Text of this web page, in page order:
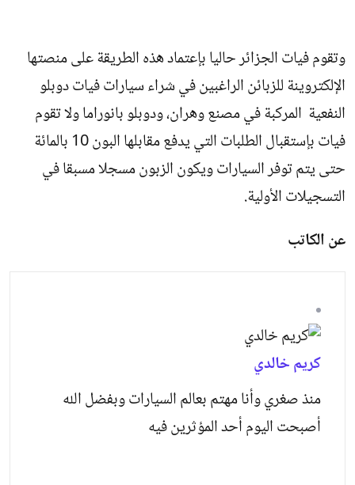
وتقوم فيات الجزائر حاليا بإعتماد هذه الطريقة على منصتها
الإلكتروينة للزبائن الراغبين في شراء سيارات فيات دوبلو
النفعية المركبة في مصنع وهران، ودوبلو بانوراما ولا تقوم
فيات بإستقبال الطلبات التي يدفع مقابلها البون 10 بالمائة
حتى يتم توفر السيارات ويكون الزبون مسجلا مسبقا في
التسجيلات الأولية.
عن الكاتب
كريم خالدي
منذ صغري وأنا مهتم بعالم السيارات وبفضل الله
أصبحت اليوم أحد المؤثرين فيه